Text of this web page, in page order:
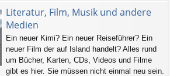
Literatur, Film, Musik und andere
Medien
Ein neuer Kimi? Ein neuer Reiseführer? Ein
neuer Film der auf Island handelt? Alles rund
um Bücher, Karten, CDs, Videos und Filme
gibt es hier. Sie müssen nicht einmal neu sein.